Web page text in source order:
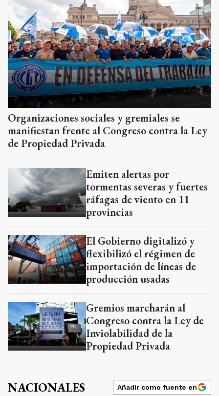
Organizaciones sociales y gremiales se
manifiestan frente al Congreso contra la Ley
de Propiedad Privada
Emiten alertas por
tormentas severas y fuertes
ráfagas de viento en 11
provincias
El Gobierno digitalizó y
flexibilizó el régimen de
importación de líneas de
producción usadas
Gremios marcharán al
Congreso contra la Ley de
Inviolabilidad de la
Propiedad Privada
NACIONALES Añadir como fuente en